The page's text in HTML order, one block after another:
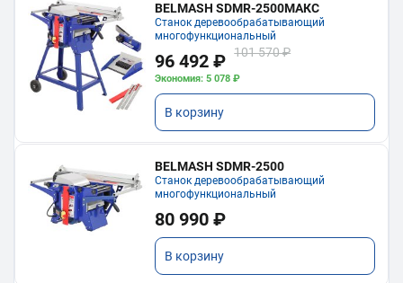
BELMASH SDMR-2500МАКС
Станок деревообрабатывающий
многофункциональный
96 492 ₽ 101 570 ₽
Экономия: 5 078 ₽
В корзину
BELMASH SDMR-2500
Станок деревообрабатывающий
многофункциональный
80 990 ₽
В корзину